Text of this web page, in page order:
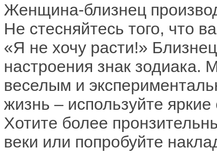
Женщина-близнец
Не стесняйтесь того, что
«Я не хочу расти!»
настроения знак
веселым и
жизнь – используйте
Хотите более
веки или попробуйте